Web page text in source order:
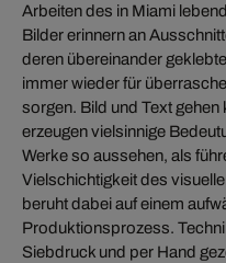
Arbeiten des in Miami
Bilder erinnern an
deren übereinander
immer wieder für
sorgen. Bild und Text gehen
erzeugen vielsinnige
Werke so aussehen, als
Vielschichtigkeit des
beruht dabei auf einem
Produktionsprozess.
Siebdruck und per Hand